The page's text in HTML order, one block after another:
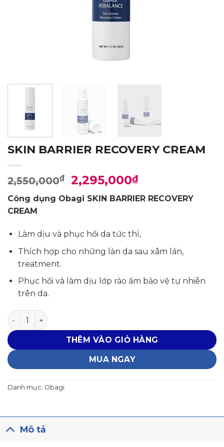
SKIN BARRIER RECOVERY CREAM
2,550,000₫
Giá
gốc
là:
2,295,000₫Giá
hiện
tại
2,295,000₫.
Công dụng Obagi SKIN BARRIER RECOVERY
CREAM
Làm dịu và phục hồi da tức thì,
Thích hợp cho những làn da sau xâm lấn,
treatment.
Phục hồi và làm dịu lớp rào ẩm bảo vệ tự nhiên
trên da.
SKIN BARRIER RECOVERY CREAM số lượng
THÊM VÀO GIỎ HÀNG
MUA NGAY
Danh mục: Obagi
Mô tả